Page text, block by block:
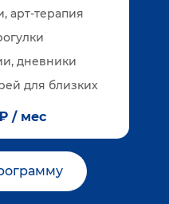
арт-терапия
дневники
для близких
/ мес